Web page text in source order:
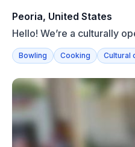
Peoria, United States
Hello! We’re a culturally
new pe...
Bowling Cooking Cultural